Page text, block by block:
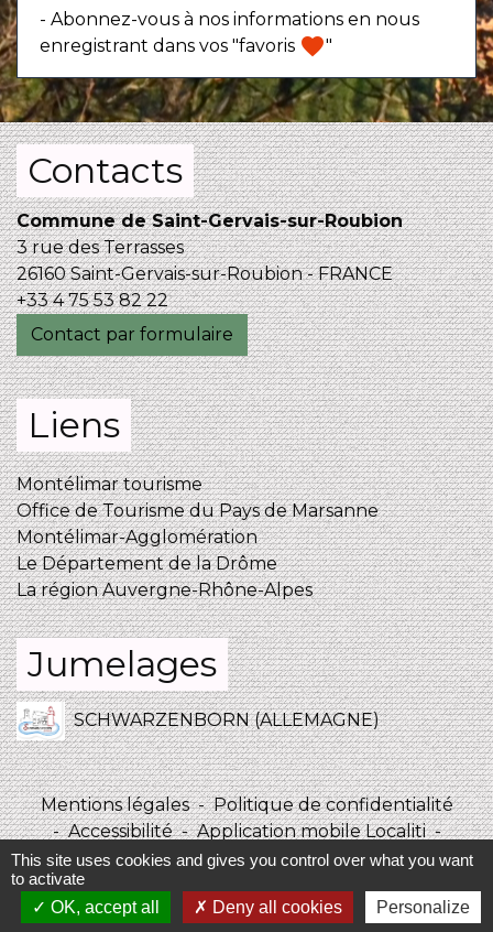
- Abonnez-vous à nos informations en nous
enregistrant dans vos "favoris favorite"
Contacts
Commune de Saint-Gervais-sur-Roubion
3 rue des Terrasses
26160 Saint-Gervais-sur-Roubion - FRANCE
+33 4 75 53 82 22
Contact par formulaire
Liens
Montélimar tourisme
Office de Tourisme du Pays de Marsanne
Montélimar-Agglomération
Le Département de la Drôme
La région Auvergne-Rhône-Alpes
Jumelages
SCHWARZENBORN (ALLEMAGNE)
Mentions légales - Politique de confidentialité
- Accessibilité - Application mobile Localiti -
Plan du site - Gestion des cookies
Site créé en partenariat avec Réseau des Communes
This site uses cookies and gives you control over what you want
to activate
OK, accept all
Deny all cookies Personalize